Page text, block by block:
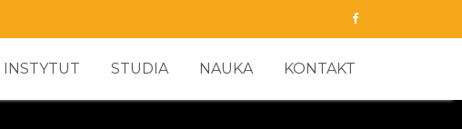
INSTYTUT STUDIA NAUKA KONTAKT